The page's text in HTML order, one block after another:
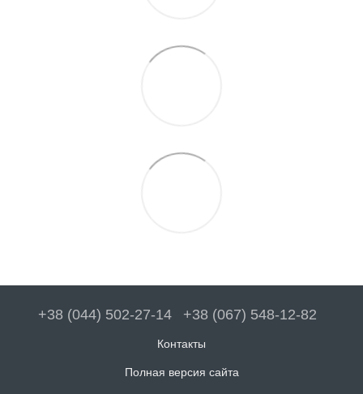
+38 (044) 502-27-14 +38 (067) 548-12-82
Контакты
Полная версия сайта